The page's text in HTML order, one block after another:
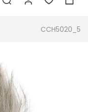
CCH5020_5